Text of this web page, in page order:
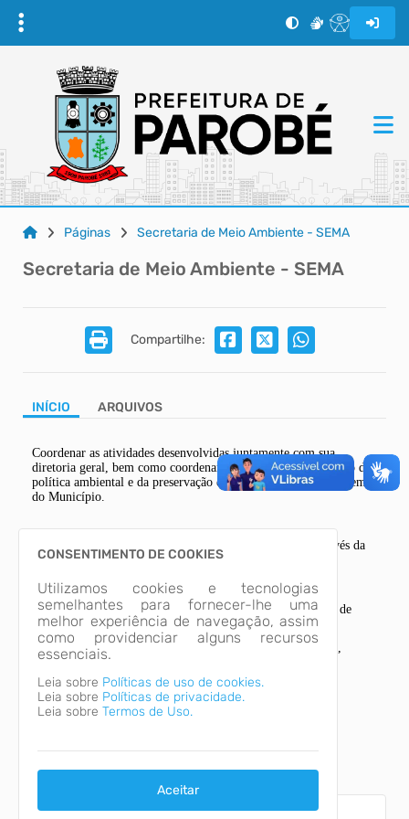
Páginas Secretaria de Meio Ambiente - SEMA
Secretaria de Meio Ambiente - SEMA
Compartilhe:
INÍCIO ARQUIVOS
Coordenar as atividades desenvolvidas juntamente com sua
diretoria geral, bem como coordenar e acompanhar a execução da
política ambiental e da preservação e conservação dos ecossistemas
do Município.
A estrutura organizacional completa pode ser acessada através da
aba "Arquivos" .
Horário de Atendimento:
Segunda-feira das 12h às 18h e de
Terça-feira à Sexta-feira das 7h às 13h
Endereço: Av. João Mosmann Filho, 143, 2° andar, Centro,
Parobé
Telefone:(51) 3543-8600
Secretário(a): Vera Silveira
Locais
CONSENTIMENTO DE COOKIES
Utilizamos cookies e tecnologias
semelhantes para fornecer-lhe uma
melhor experiência de navegação, assim
como providenciar alguns recursos
essenciais.
Leia sobre Políticas de uso de cookies.
Leia sobre Políticas de privacidade.
Leia sobre Termos de Uso.
Aceitar